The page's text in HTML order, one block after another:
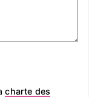
charte des